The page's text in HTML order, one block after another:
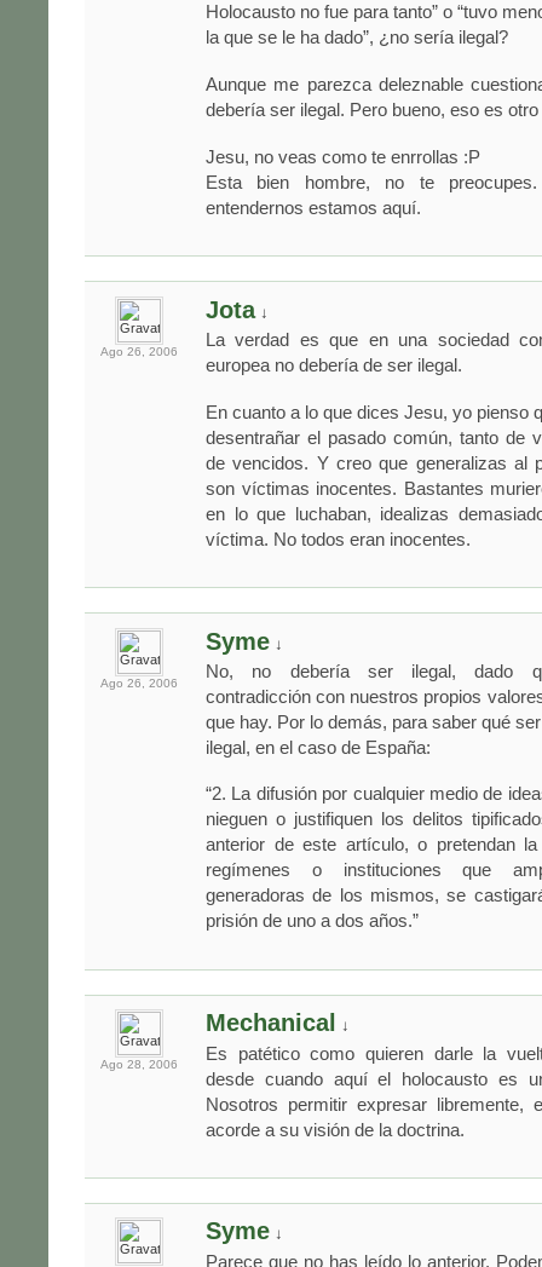
Holocausto no fue para tanto” o “tuvo
la que se le ha dado”, ¿no sería ilegal?
Aunque me parezca deleznable
debería ser ilegal. Pero bueno, eso es
Jesu, no veas como te enrrollas :P
Esta bien hombre, no te
entendernos estamos aquí.
Ago 26, 2006
Jota↓
La verdad es que en una sociedad
europea no debería de ser ilegal.
En cuanto a lo que dices Jesu, yo pienso
desentrañar el pasado común, tanto de
de vencidos. Y creo que generalizas al
son víctimas inocentes. Bastantes
en lo que luchaban, idealizas
víctima. No todos eran inocentes.
Ago 26, 2006
Syme ↓
No, no debería ser ilegal, dado
contradicción con nuestros propios
que hay. Por lo demás, para saber qué
ilegal, en el caso de España:
“2. La difusión por cualquier medio de
nieguen o justifiquen los delitos
anterior de este artículo, o pretendan la
regímenes o instituciones que
generadoras de los mismos, se
prisión de uno a dos años.”
Ago 28, 2006
Mechanical ↓
Es patético como quieren darle la
desde cuando aquí el holocausto es
Nosotros permitir expresar libremente,
acorde a su visión de la doctrina.
Syme ↓
Parece que no has leído lo anterior.